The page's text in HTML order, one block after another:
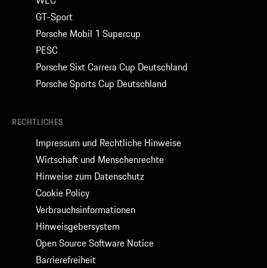
GT-Sport
Porsche Mobil 1 Supercup
PESC
Porsche Sixt Carrera Cup Deutschland
Porsche Sports Cup Deutschland
RECHTLICHES
Impressum und Rechtliche Hinweise
Wirtschaft und Menschenrechte
Hinweise zum Datenschutz
Cookie Policy
Verbrauchsinformationen
Hinweisgebersystem
Open Source Software Notice
Barrierefreiheit